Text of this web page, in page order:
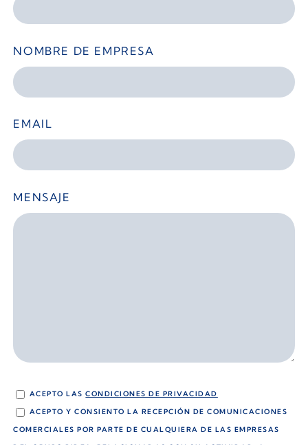
NOMBRE DE EMPRESA
EMAIL
MENSAJE
ACEPTO LASCONDICIONES DE PRIVACIDAD
ACEPTO Y CONSIENTO LA RECEPCIÓN DE COMUNICACIONES
COMERCIALES POR PARTE DE CUALQUIERA DE LAS EMPRESAS